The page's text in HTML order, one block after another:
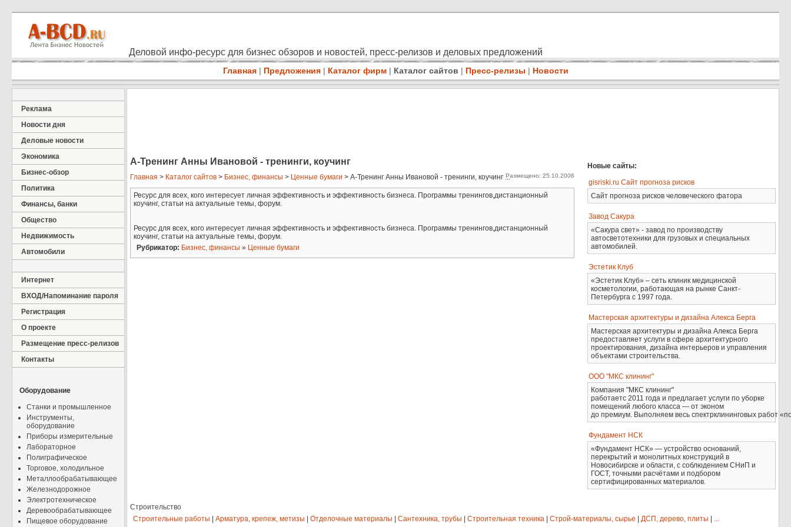
Деловой инфо-ресурс для бизнес обзоров и новостей, пресс-релизов и деловых предложений
Главная | Предложения | Каталог фирм | Каталог сайтов | Пресс-релизы | Новости
Реклама
Новости дня
Деловые новости
Экономика
Бизнес-обзор
Политика
Финансы, банки
Общество
Недвижимость
Автомобили
Интернет
ВХОД/Напоминание пароля
Регистрация
О проекте
Размещение пресс-релизов
Контакты
Оборудование
Станки и промышленное
Инструменты,
оборудование
Приборы измерительные
Лабораторное
Полиграфическое
Торговое, холодильное
Металлообрабатывающее
Железнодорожное
Электротехническое
Деревообрабатывающее
Пищевое оборудование
А-Тренинг Анны Ивановой - тренинги, коучинг
Главная > Каталог сайтов > Бизнес, финансы > Ценные бумаги > А-Тренинг Анны Ивановой - тренинги, коучинг ...Размещено: 25.10.2006
Ресурс для всех, кого интересует личная эффективность и эффективность бизнеса. Программы тренингов,дистанционный
коучинг, статьи на актуальные темы, форум.
Ресурс для всех, кого интересует личная эффективность и эффективность бизнеса. Программы тренингов,дистанционный
коучинг, статьи на актуальные темы, форум.
Рубрикатор: Бизнес, финансы » Ценные бумаги
Новые сайты:
gisriski.ru Сайт прогноза рисков
Сайт прогноза рисков человеческого фатора
Завод Сакура
«Сакура свет» - завод по производству
автосветотехники для грузовых и специальных
автомобилей.
Эстетик Клуб
«Эстетик Клуб» – сеть клиник медицинской
косметологии, работающая на рынке Санкт-
Петербурга с 1997 года.
Мастерская архитектуры и дизайна Алекса Берга
Мастерская архитектуры и дизайна Алекса Берга
предоставляет услуги в сфере архитектурного
проектирования, дизайна интерьеров и управления
объектами строительства.
ООО "МКС клининг"
Компания "МКС клининг"
работаетс 2011 года и предлагает услуги по уборке
помещений любого класса — от эконом
до премиум. Выполняем весь спектрклининговых работ
Фундамент НСК
«Фундамент НСК» — устройство оснований,
перекрытий и монолитных конструкций в
Новосибирске и области, с соблюдением СНиП и
ГОСТ, точными расчётами и подбором
сертифицированных материалов.
Строительство
Строительные работы
Арматура, крепеж, метизы Отделочные материалы Сантехника, трубы Строительная техника Строй-материалы, сырье ДСП, дерево, плиты
...